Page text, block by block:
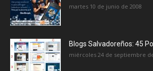
martes 10 de junio de 2008
Blogs Salvadoreños: 45
miércoles 24 de septiembre